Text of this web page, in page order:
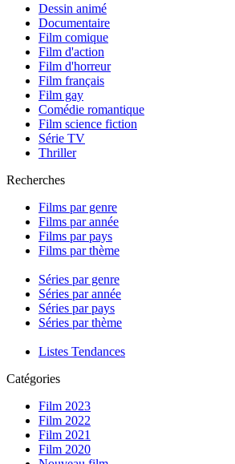
Dessin animé
Documentaire
Film comique
Film d'action
Film d'horreur
Film français
Film gay
Comédie romantique
Film science fiction
Série TV
Thriller
Recherches
Films par genre
Films par année
Films par pays
Films par thème
Séries par genre
Séries par année
Séries par pays
Séries par thème
Listes Tendances
Catégories
Film 2023
Film 2022
Film 2021
Film 2020